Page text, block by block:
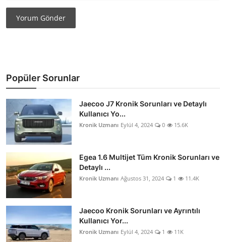
Yorum Gönder
Popüler Sorunlar
Jaecoo J7 Kronik Sorunları ve Detaylı
Kullanıcı Yo...
Kronik Uzmanı Eylül 4, 2024 0 15.6K
Egea 1.6 Multijet Tüm Kronik Sorunları ve
Detaylı ...
Kronik Uzmanı Ağustos 31, 2024 1 11.4K
Jaecoo Kronik Sorunları ve Ayrıntılı
Kullanıcı Yor...
Kronik Uzmanı Eylül 4, 2024 1 11K